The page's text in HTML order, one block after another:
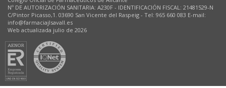
Nº DE AUTORIZACIÓN SANITARIA: A230F - IDENTIFICACIÓN FISCAL: 21481529-N
C/Pintor Picasso,1. 03690 San Vicente del Raspeig - Tel: 965 660 083 E-mail:
info@farmaciajlsavall.es
Web actualizada julio de 2026